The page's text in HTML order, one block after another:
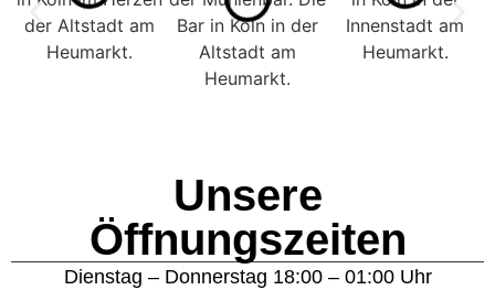
Unsere
Öffnungszeiten
Dienstag – Donnerstag 18:00 – 01:00 Uhr